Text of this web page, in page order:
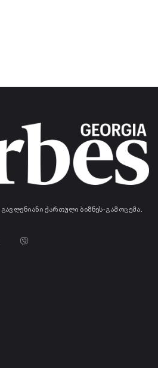
გავლენიანი ქართული ბიზნეს-გამოცემა.